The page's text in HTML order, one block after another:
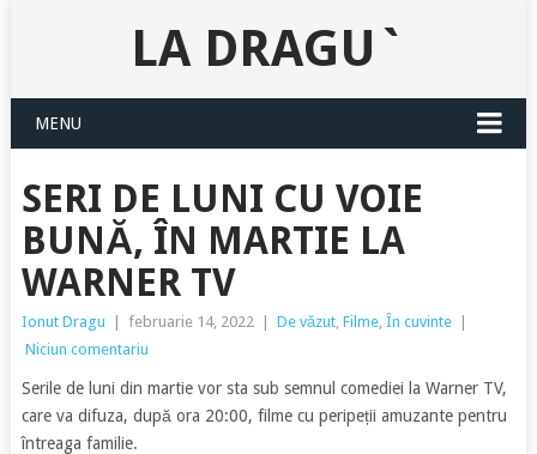
LA DRAGU`
MENU
SERI DE LUNI CU VOIE
BUNĂ, ÎN MARTIE LA
WARNER TV
Ionut Dragu februarie 14, 2022 De văzut, Filme, În cuvinte
Niciun comentariu
Serile de luni din martie vor sta sub semnul comediei la Warner TV,
care va difuza, după ora 20:00, filme cu peripeții amuzante pentru
întreaga familie.